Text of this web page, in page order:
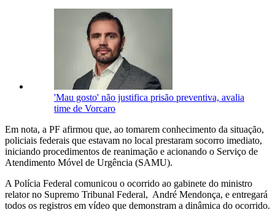
'Mau gosto' não justifica prisão preventiva, avalia
time de Vorcaro
Em nota, a PF afirmou que, ao tomarem conhecimento da situação,
policiais federais que estavam no local prestaram socorro imediato,
iniciando procedimentos de reanimação e acionando o Serviço de
Atendimento Móvel de Urgência (SAMU).
A Polícia Federal comunicou o ocorrido ao gabinete do ministro
relator no Supremo Tribunal Federal, André Mendonça, e entregará
todos os registros em vídeo que demonstram a dinâmica do ocorrido.